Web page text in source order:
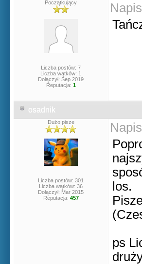
Początkujący
Liczba postów: 7
Liczba wątków: 1
Dołączył: Sep 2019
Reputacja: 1
osadnik
Dużo pisze
Liczba postów: 301
Liczba wątków: 36
Dołączył: Mar 2015
Reputacja: 457
los.
ps